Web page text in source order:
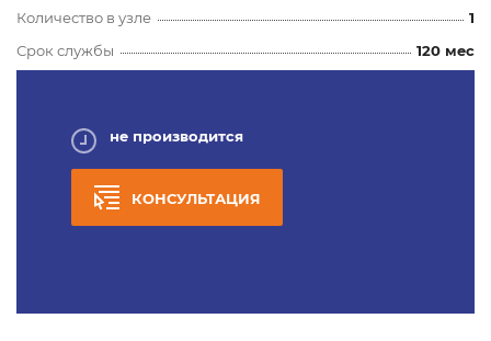
Количество в узле
1
Срок службы
120 мес
не производится
КОНСУЛЬТАЦИЯ